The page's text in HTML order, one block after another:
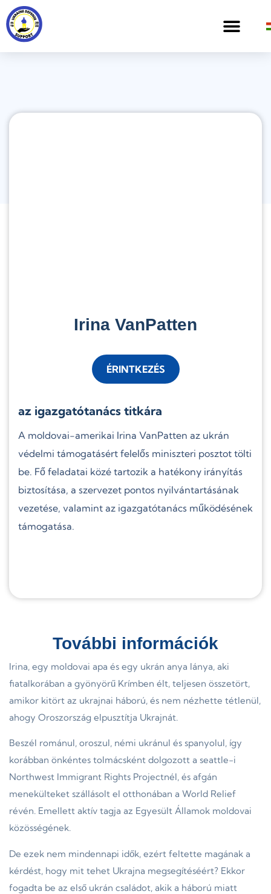
Irina VanPatten
ÉRINTKEZÉS
az igazgatótanács titkára
A moldovai-amerikai Irina VanPatten az ukrán
védelmi támogatásért felelős miniszteri posztot tölti
be. Fő feladatai közé tartozik a hatékony irányítás
biztosítása, a szervezet pontos nyilvántartásának
vezetése, valamint az igazgatótanács működésének
támogatása.
További információk
Irina, egy moldovai apa és egy ukrán anya lánya, aki
fiatalkorában a gyönyörű Krímben élt, teljesen összetört,
amikor kitört az ukrajnai háború, és nem nézhette tétlenül,
ahogy Oroszország elpusztítja Ukrajnát.
Beszél románul, oroszul, némi ukránul és spanyolul, így
korábban önkéntes tolmácsként dolgozott a seattle-i
Northwest Immigrant Rights Projectnél, és afgán
menekülteket szállásolt el otthonában a World Relief
révén. Emellett aktív tagja az Egyesült Államok moldovai
közösségének.
De ezek nem mindennapi idők, ezért feltette magának a
kérdést, hogy mit tehet Ukrajna megsegítéséért? Ekkor
fogadta be az első ukrán családot, akik a háború miatt